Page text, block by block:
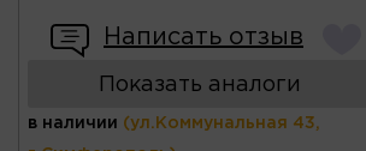
Написать отзыв
Показать аналоги
в наличии (ул.Коммунальная 43,